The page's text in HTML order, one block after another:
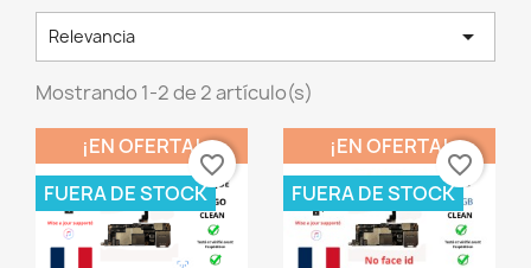
Relevancia 
Mostrando 1-2 de 2 artículo(s)
¡EN OFERTA!
FUERA DE STOCK
favorite_border
¡EN OFERTA!
FUERA DE STOCK
favorite_border